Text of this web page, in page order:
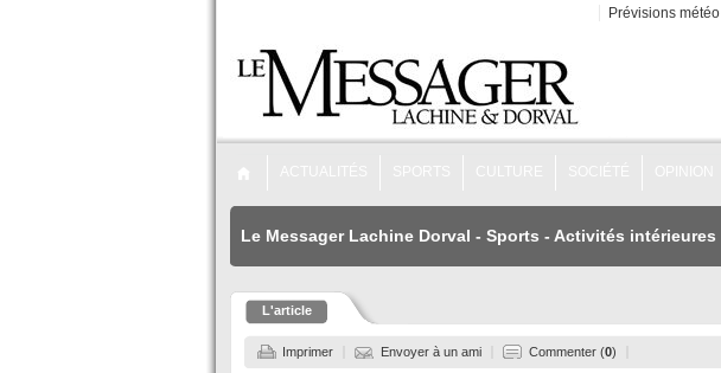
Prévisions météo
Le Messager Lachine Dorval - Sports - Activités intérieures
L'article
Imprimer Envoyer à un ami Commenter (0)